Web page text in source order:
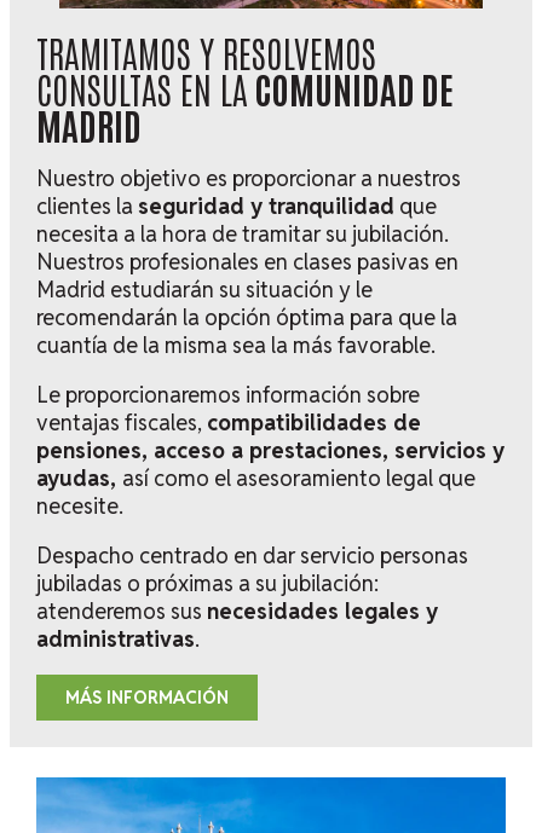
TRAMITAMOS Y RESOLVEMOS
CONSULTAS EN LA COMUNIDAD DE
MADRID
Nuestro objetivo es proporcionar a nuestros
clientes la seguridad y tranquilidad que
necesita a la hora de tramitar su jubilación.
Nuestros profesionales en clases pasivas en
Madrid estudiarán su situación y le
recomendarán la opción óptima para que la
cuantía de la misma sea la más favorable.
Le proporcionaremos información sobre
ventajas fiscales, compatibilidades de
pensiones, acceso a prestaciones, servicios y
ayudas, así como el asesoramiento legal que
necesite.
Despacho centrado en dar servicio personas
jubiladas o próximas a su jubilación:
atenderemos sus necesidades legales y
administrativas.
MÁS INFORMACIÓN